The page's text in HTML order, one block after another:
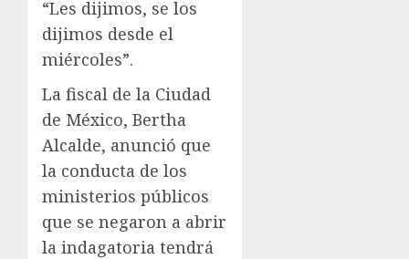
“Les dijimos, se los
dijimos desde el
miércoles”.
La fiscal de la Ciudad
de México, Bertha
Alcalde, anunció que
la conducta de los
ministerios públicos
que se negaron a abrir
la indagatoria tendrá